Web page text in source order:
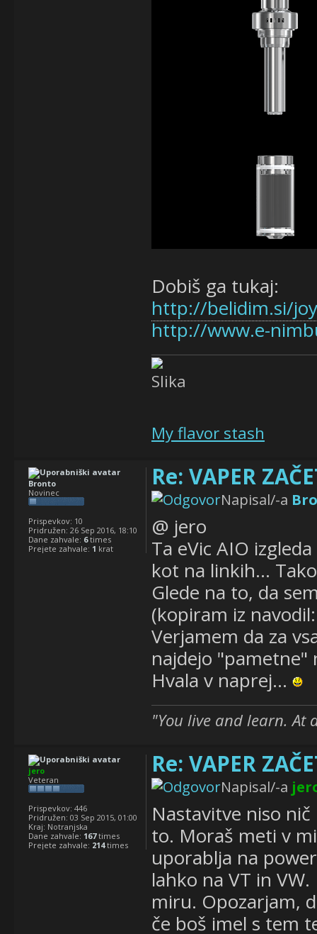
Dobiš ga tukaj:
http://belidim.si/
http://www.e-
My flavor stash
Re: VAPER
Napisal/-a
@ jero
Ta eVic AIO
kot na linkih...
Glede na to, da
(kopiram iz
Verjamem da za
najdejo "pametne"
Hvala v naprej...
"You live and learn. At
Bronto
Novinec
Prispevkov: 10
Pridružen: 26 Sep 2016, 18:10
Dane zahvale: 6times
Prejete zahvale: 1 krat
Re: VAPER
Napisal/-a
Nastavitve niso
to. Moraš meti v
uporablja na
lahko na VT in
miru. Opozarjam,
če boš imel s tem
jero
Veteran
Prispevkov: 446
Pridružen: 03 Sep 2015, 01:00
Kraj: Notranjska
Dane zahvale: 167times
Prejete zahvale: 214times